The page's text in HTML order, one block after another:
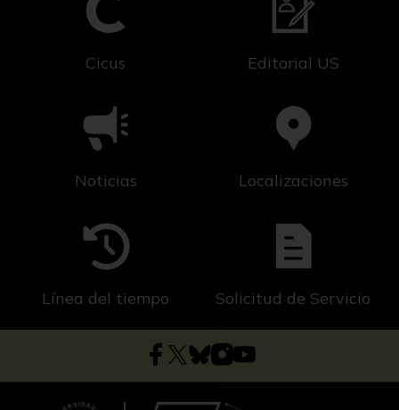
Cicus Editorial US
Noticias Localizaciones
Línea del tiempo Solicitud de Servicio